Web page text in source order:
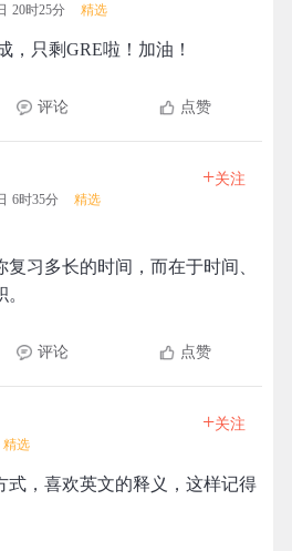
20时25分 精选
，只剩GRE啦！加油！
评论 点赞
6时35分 精选
+关注
习多长的时间，而在于时间、
评论 点赞
精选
+关注
式，喜欢英文的释义，这样记得